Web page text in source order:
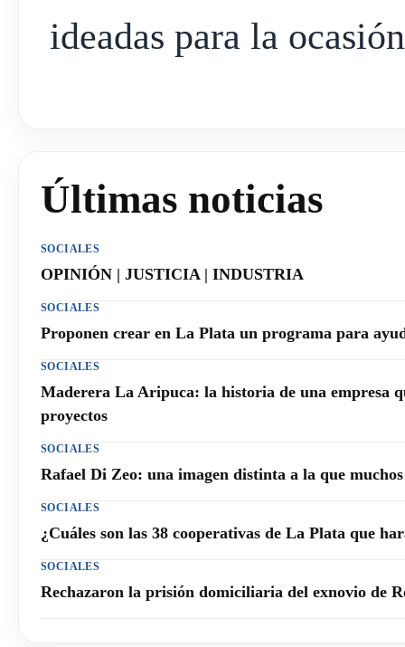
ideadas para la
Últimas noticias
SOCIALES
OPINIÓN | JUSTICIA | INDUSTRIA
SOCIALES
Proponen crear en La Plata un programa para
SOCIALES
Maderera La Aripuca: la historia de una empresa
proyectos
SOCIALES
Rafael Di Zeo: una imagen distinta a la que
SOCIALES
¿Cuáles son las 38 cooperativas de La Plata que
SOCIALES
Rechazaron la prisión domiciliaria del exnovio de